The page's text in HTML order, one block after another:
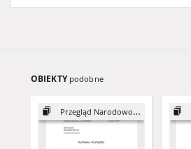
OBIEKTY podobne
Przegląd Narodowościowy, 1